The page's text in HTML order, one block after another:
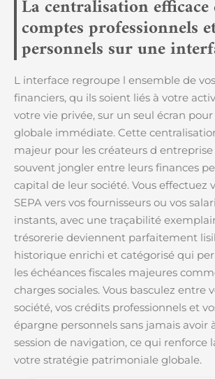
La centralisation efficace
comptes professionnels
personnels sur une
L interface regroupe l ensemble de
financiers, qu ils soient liés à votre
votre vie privée, sur un seul écran
globale immédiate. Cette
majeur pour les créateurs d
souvent jongler entre leurs finances
capital de leur société. Vous effectuez
SEPA vers vos fournisseurs ou vos
instants, avec une traçabilité
trésorerie deviennent parfaitement
historique enrichi et catégorisé qui
les échéances fiscales majeures
charges sociales. Vous basculez entre
société, vos crédits professionnels et
épargne personnels sans jamais avoir
session de navigation, ce qui renforce
votre stratégie patrimoniale globale.